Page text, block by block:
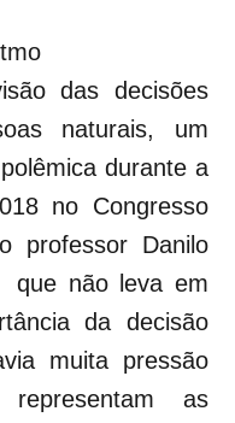
das decisões
naturais, um
durante a
no Congresso
professor Danilo
que não leva em
da decisão
muita pressão
as